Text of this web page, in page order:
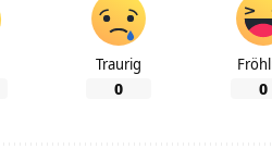
Traurig
0 0